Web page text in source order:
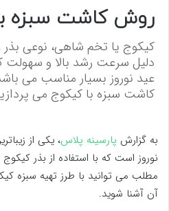
روش کاشت سبزه
کیکوج یا تخم شاهی، نوعی
دلیل سرعت رشد بالا و سهولت
عید نوروز بسیار مناسب می
کاشت سبزه با کیکوج می
به گزارش پارسینه پلاس، یکی از
نوروز است که با استفاده از بذر
مطلب می توانید با طرز تهیه سبزه
آن آشنا شوید.